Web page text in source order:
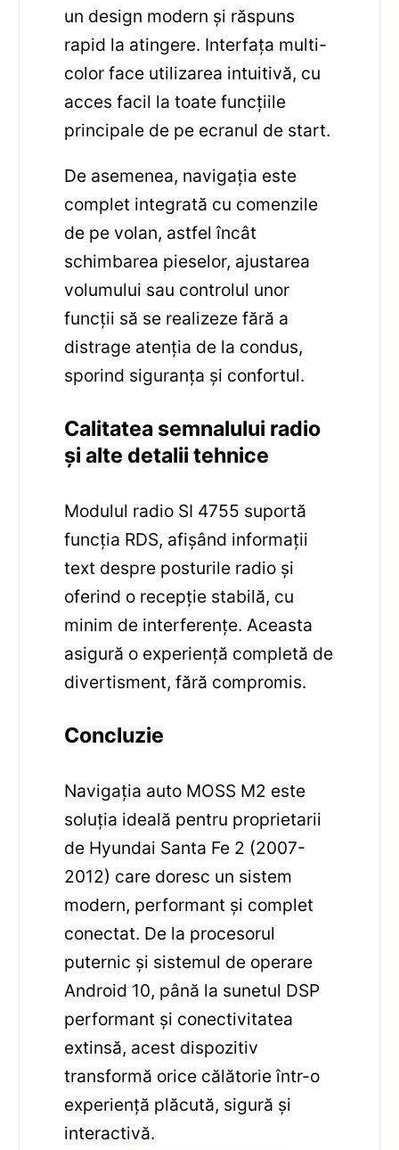
un design modern și răspuns
rapid la atingere. Interfața multi-
color face utilizarea intuitivă, cu
acces facil la toate funcțiile
principale de pe ecranul de start.
De asemenea, navigația este
complet integrată cu comenzile
de pe volan, astfel încât
schimbarea pieselor, ajustarea
volumului sau controlul unor
funcții să se realizeze fără a
distrage atenția de la condus,
sporind siguranța și confortul.
Calitatea semnalului radio
și alte detalii tehnice
Modulul radio SI 4755 suportă
funcția RDS, afișând informații
text despre posturile radio și
oferind o recepție stabilă, cu
minim de interferențe. Aceasta
asigură o experiență completă de
divertisment, fără compromis.
Concluzie
Navigația auto MOSS M2 este
soluția ideală pentru proprietarii
de Hyundai Santa Fe 2 (2007-
2012) care doresc un sistem
modern, performant și complet
conectat. De la procesorul
puternic și sistemul de operare
Android 10, până la sunetul DSP
performant și conectivitatea
extinsă, acest dispozitiv
transformă orice călătorie într-o
experiență plăcută, sigură și
interactivă.